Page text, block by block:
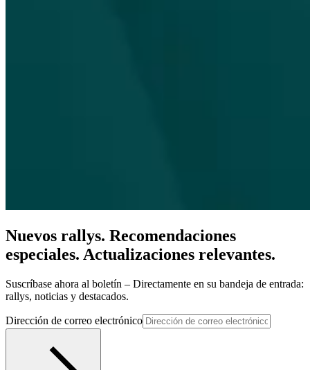
Nuevos rallys. Recomendaciones
especiales. Actualizaciones relevantes.
Suscríbase ahora al boletín – Directamente en su bandeja de entrada:
rallys, noticias y destacados.
Dirección de correo electrónico